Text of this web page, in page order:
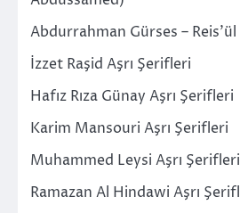
Abdurrahman Gürses –
İzzet Raşid Aşrı Şerifleri
Hafız Rıza Günay Aşrı Şerifleri
Karim Mansouri Aşrı Şerifleri
Muhammed Leysi Aşrı Şerifleri
Ramazan Al Hindawi Aşrı